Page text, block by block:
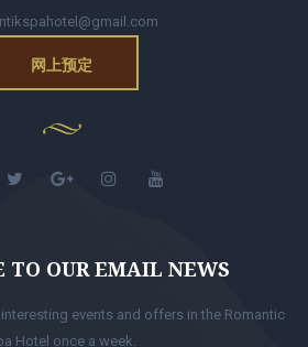
网上预定
TO OUR EMAIL NEWS
events and offers in the Romantic
Hotel once a week.